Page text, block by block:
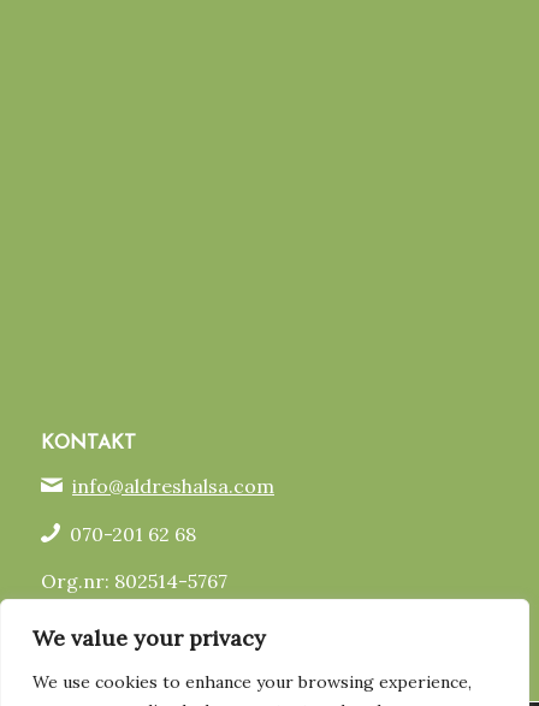
We value your privacy
We use cookies to enhance your browsing experience,
KONTAKT
info@aldreshalsa.com
070-201 62 68
Org.nr: 802514-5767
Bankgiro: 516-0262
Swish: 123 119 99 75